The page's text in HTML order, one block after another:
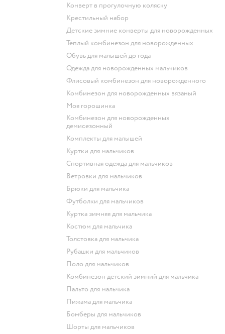
Конверт в прогулочную коляску
Крестильный набор
Детские зимние конверты для новорожденных
Теплый комбинезон для новорожденных
Обувь для малышей до года
Одежда для новорожденных мальчиков
Флисовый комбинезон для новорожденного
Комбинезон для новорожденных вязаный
Моя горошинка
Комбинезон для новорожденных
демисезонный
Комплекты для малышей
Куртки для мальчиков
Спортивная одежда для мальчиков
Ветровки для мальчиков
Брюки для мальчика
Футболки для мальчиков
Куртка зимняя для мальчика
Костюм для мальчика
Толстовка для мальчика
Рубашки для мальчиков
Поло для мальчиков
Комбинезон детский зимний для мальчика
Пальто для мальчика
Пижама для мальчика
Бомберы для мальчиков
Шорты для мальчиков